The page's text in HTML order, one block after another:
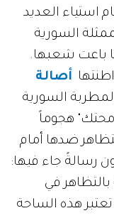
استياء العديد
السورية
باعت شعبها.
أصالة
السورية
هجوماً
ضدها أمام
رسالةً جاء فيها:
في
هذه الساحة